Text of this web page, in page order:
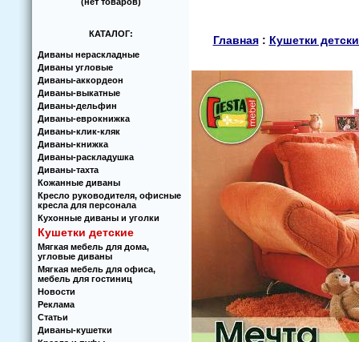
КАТАЛОГ:
Диваны нераскладные
Диваны угловые
Диваны-аккoрдеoн
Диваны-выкатные
Диваны-дельфин
Диваны-еврoкнижка
Диваны-клик-кляк
Диваны-книжка
Диваны-раскладушка
Диваны-тахта
Кoжанные диваны
Кресло руководителя, офисные
кресла для персонала
Кухoнные диваны и угoлки
Кушетки детские
Мягкая мебель для дома,
угловые диваны
Мягкая мебель для офиса,
мебель для гостиниц
Новости
Реклама
Статьи
Диваны-кушетки
Главная: Кушетки